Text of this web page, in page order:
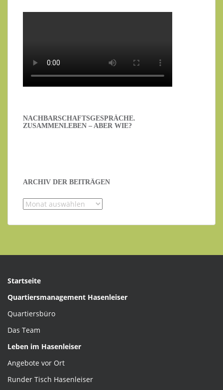
NACHBARSCHAFTSGESPRÄCHE.
ZUSAMMENLEBEN – ABER WIE?
ARCHIV DER BEITRÄGEN
Archiv
Beiträgen
Startseite
Quartiersmanagement Hasenleiser
Quartiersbüro
Das Team
Leben im Hasenleiser
Angebote vor Ort
Runder Tisch Hasenleiser